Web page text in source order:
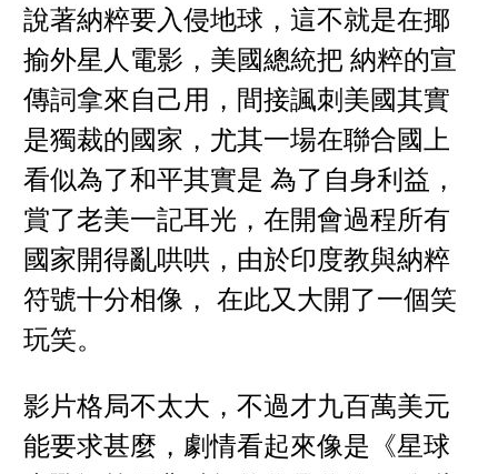
說著納粹要入侵地球，這不就是在揶
揄外星人電影，美國總統把 納粹的宣
傳詞拿來自己用，間接諷刺美國其實
是獨裁的國家，尤其一場在聯合國上
看似為了和平其實是 為了自身利益，
賞了老美一記耳光，在開會過程所有
國家開得亂哄哄，由於印度教與納粹
符號十分相像， 在此又大開了一個笑
玩笑。
影片格局不太大，不過才九百萬美元
能要求甚麼，劇情看起來像是《星球